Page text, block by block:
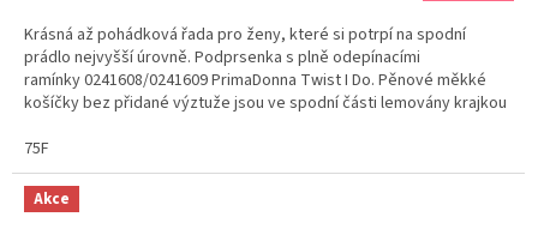
Krásná až pohádková řada pro ženy, které si potrpí na spodní
prádlo nejvyšší úrovně. Podprsenka s plně odepínacími
ramínky 0241608/0241609 PrimaDonna Twist I Do. Pěnové měkké
košíčky bez přidané výztuže jsou ve spodní části lemovány krajkou
75F
Akce